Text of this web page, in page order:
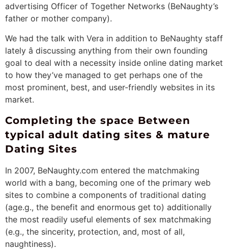
advertising Officer of Together Networks (BeNaughty’s
father or mother company).
We had the talk with Vera in addition to BeNaughty staff
lately â discussing anything from their own founding
goal to deal with a necessity inside online dating market
to how they’ve managed to get perhaps one of the
most prominent, best, and user-friendly websites in its
market.
Completing the space Between
typical adult dating sites & mature
Dating Sites
In 2007, BeNaughty.com entered the matchmaking
world with a bang, becoming one of the primary web
sites to combine a components of traditional dating
(age.g., the benefit and enormous get to) additionally
the most readily useful elements of sex matchmaking
(e.g., the sincerity, protection, and, most of all,
naughtiness).